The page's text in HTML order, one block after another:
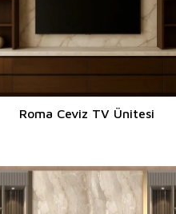
Roma Ceviz TV Ünitesi